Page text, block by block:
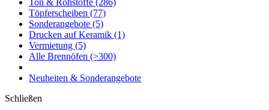
Ton & Rohstoffe (286)
Töpferscheiben (77)
Sonderangebote (5)
Drucken auf Keramik (1)
Vermietung (5)
Alle Brennöfen (>300)
Neuheiten & Sonderangebote
Schließen